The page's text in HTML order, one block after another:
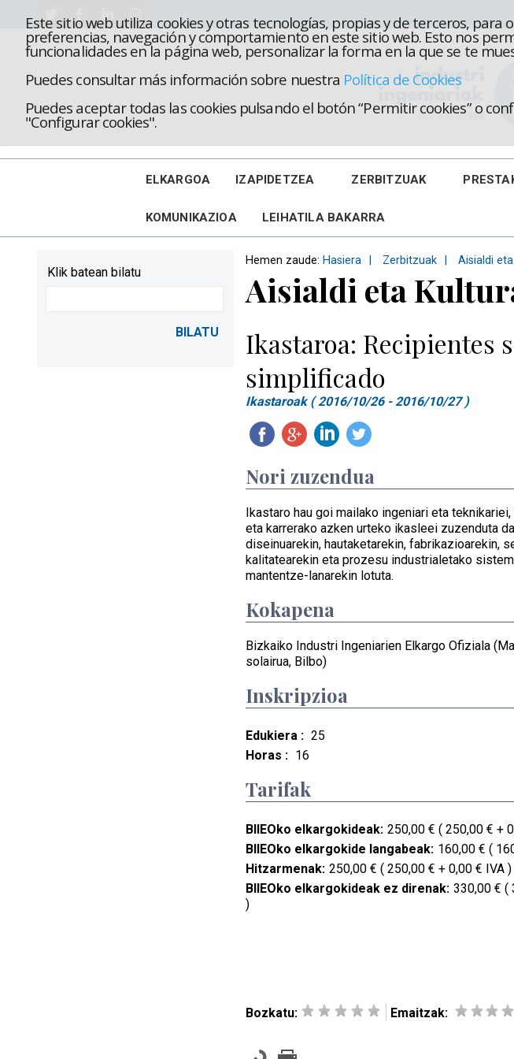
Este sitio web utiliza cookies y otras tecnologías, propias y de terceros,
preferencias, navegación y comportamiento en este sitio web. Esto nos
funcionalidades en la página web, personalizar la forma en la que se te
Puedes consultar más información sobre nuestra Política de Cookies
Puedes aceptar todas las cookies pulsando el botón “Permitir cookies” o
"Configurar cookies".
ELKARGOA IZAPIDETZEA ZERBITZUAK
KOMUNIKAZIOA LEIHATILA BAKARRA
Hemen zaude: Hasiera Zerbitzuak Aisialdi
Aisialdi eta
Ikastaroa: Recipientes
simplificado
Ikastaroak ( 2016/10/26 - 2016/10/27 )
Nori zuzendua
Ikastaro hau goi mailako ingeniari eta
eta karrerako azken urteko ikasleei zuzenduta
diseinuarekin, hautaketarekin, fabrikazioarekin,
kalitatearekin eta prozesu industrialetako
mantentze-lanarekin lotuta.
Kokapena
Bizkaiko Industri Ingeniarien Elkargo Ofiziala
solairua, Bilbo)
Inskripzioa
Edukiera : 25
Horas : 16
Tarifak
BIIEOko elkargokideak: 250,00 € ( 250,00 € +
BIIEOko elkargokide langabeak: 160,00 € (
Hitzarmenak: 250,00 € ( 250,00 € + 0,00 € IVA )
BIIEOko elkargokideak ez direnak: 330,00 € (
)
Bozkatu: Emaitzak:
Klik batean bilatu